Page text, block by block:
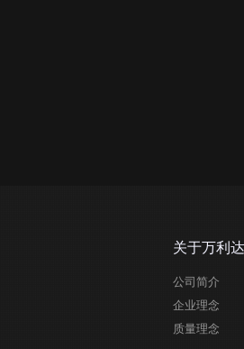
关于万利达
公司简介
企业理念
质量理念